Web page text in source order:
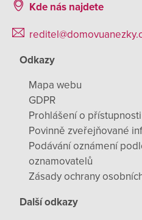
Kde nás najdete
Odkazy
Mapa webu
GDPR
Prohlášení o přístupnosti
Povinně zveřejňované
Podávání oznámení
oznamovatelů
Zásady ochrany
Další odkazy